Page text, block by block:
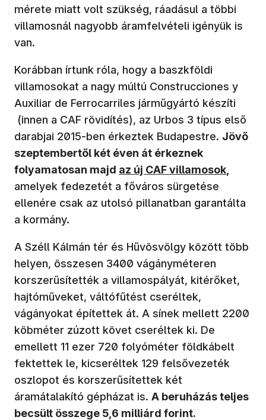
mérete miatt volt szükség, ráadásul a többi
villamosnál nagyobb áramfelvételi igényük is
van.
Korábban írtunk róla, hogy a baszkföldi
villamosokat a nagy múltú Construcciones y
Auxiliar de Ferrocarriles járműgyártó készíti
(innen a CAF rövidítés), az Urbos 3 típus első
darabjai 2015-ben érkeztek Budapestre. Jövő
szeptembertől két éven át érkeznek
folyamatosan majd az új CAF villamosok
amelyek fedezetét a főváros sürgetése
ellenére csak az utolsó pillanatban garantálta
a kormány.
A Széll Kálmán tér és Hűvösvölgy között több
helyen, összesen 3400 vágányméteren
korszerűsítették a villamospályát, kitérőket,
hajtóműveket, váltófűtést cseréltek,
vágányokat építettek át. A sínek mellett 2200
köbméter zúzott követ cseréltek ki. De
emellett 11 ezer 720 folyóméter földkábelt
fektettek le, kicseréltek 129 felsővezeték
oszlopot és korszerűsítettek két
áramátalakító gépházat is. A beruházás teljes
becsült összege 5,6 milliárd forint.